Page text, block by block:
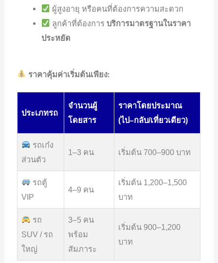
ผู้สูงอายุ หรือคนที่ต้องการความสะดวก
ลูกค้าที่ต้องการบริการมาตรฐานในราคา
ประหยัด
ราคาคุ้มค่าเริ่มต้นเพียง:
ประเภทรถ
จำนวนผู้
โดยสาร
ราคาโดยประมาณ
(ไป–กลับ/เที่ยวเดียว)
รถเก๋ง
ส่วนตัว
1–3 คน เริ่มต้น 700–900 บาท
รถตู้
VIP
4–9 คน
เริ่มต้น 1,200–1,500
บาท
รถ
SUV / รถ
ใหญ่
3–5 คน
พร้อม
สัมภาระ
เริ่มต้น 900–1,200
บาท